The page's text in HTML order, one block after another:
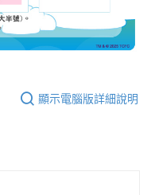
顯示電腦版詳細說明